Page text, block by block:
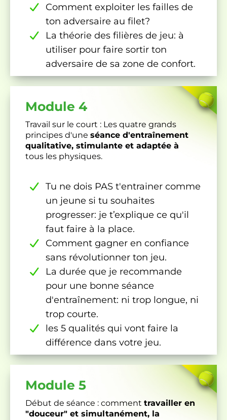
Comment exploiter les failles de
ton adversaire au filet?
La théorie des filières de jeu: à
utiliser pour faire sortir ton
adversaire de sa zone de confort.
Module 4
Travail sur le court : Les quatre grands
principes d'une séance d'entraînement
qualitative, stimulante et adaptée à
tous les physiques.
Tu ne dois PAS t'entrainer comme
un jeune si tu souhaites
progresser: je t’explique ce qu'il
faut faire à la place.
Comment gagner en confiance
sans révolutionner ton jeu.
La durée que je recommande
pour une bonne séance
d'entraînement: ni trop longue, ni
trop courte.
les 5 qualités qui vont faire la
différence dans votre jeu.
Module 5
Début de séance : comment travailler en
"douceur" et simultanément, la